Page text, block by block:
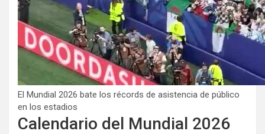
El Mundial 2026 bate los récords de asistencia de público
en los estadios
Calendario del Mundial 2026